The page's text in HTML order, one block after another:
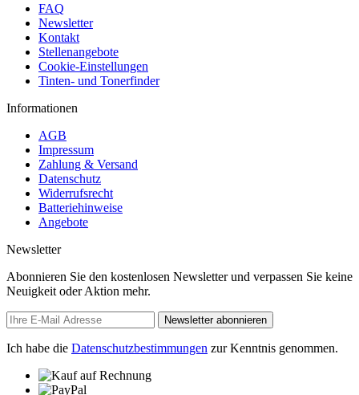
FAQ
Newsletter
Kontakt
Stellenangebote
Cookie-Einstellungen
Tinten- und Tonerfinder
Informationen
AGB
Impressum
Zahlung & Versand
Datenschutz
Widerrufsrecht
Batteriehinweise
Angebote
Newsletter
Abonnieren Sie den kostenlosen Newsletter und verpassen Sie keine
Neuigkeit oder Aktion mehr.
Newsletter abonnieren
Ich habe die Datenschutzbestimmungen zur Kenntnis genommen.